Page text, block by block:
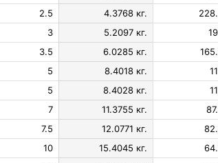
2.5 4.3768 кг.
3 5.2097 кг.
3.5 6.0285 кг.
5 8.4018 кг.
5 8.4028 кг.
7 11.3755 кг.
7.5 12.0771 кг.
10 15.4045 кг.